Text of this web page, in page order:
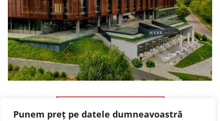
Punem preț pe datele dumneavoastră